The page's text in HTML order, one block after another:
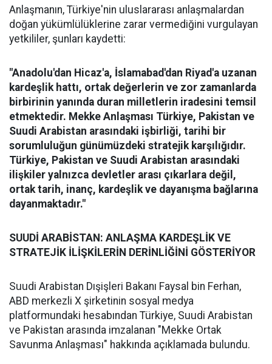
Anlaşmanın, Türkiye'nin uluslararası anlaşmalardan
doğan yükümlülüklerine zarar vermediğini vurgulayan
yetkililer, şunları kaydetti:
"Anadolu'dan Hicaz'a, İslamabad'dan Riyad'a uzanan
kardeşlik hattı, ortak değerlerin ve zor zamanlarda
birbirinin yanında duran milletlerin iradesini temsil
etmektedir. Mekke Anlaşması Türkiye, Pakistan ve
Suudi Arabistan arasındaki işbirliği, tarihi bir
sorumluluğun günümüzdeki stratejik karşılığıdır.
Türkiye, Pakistan ve Suudi Arabistan arasındaki
ilişkiler yalnızca devletler arası çıkarlara değil,
ortak tarih, inanç, kardeşlik ve dayanışma bağlarına
dayanmaktadır."
SUUDİ ARABİSTAN: ANLAŞMA KARDEŞLİK VE
STRATEJİK İLİŞKİLERİN DERİNLİĞİNİ GÖSTERİYOR
Suudi Arabistan Dışişleri Bakanı Faysal bin Ferhan,
ABD merkezli X şirketinin sosyal medya
platformundaki hesabından Türkiye, Suudi Arabistan
ve Pakistan arasında imzalanan "Mekke Ortak
Savunma Anlaşması" hakkında açıklamada bulundu.